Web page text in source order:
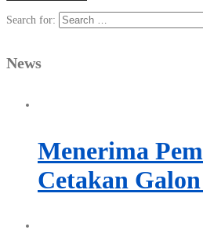
Search for:
News
Menerima
Cetakan